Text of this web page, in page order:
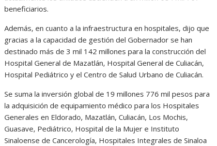
beneficiarios.
Además, en cuanto a la infraestructura en hospitales, dijo que
gracias a la capacidad de gestión del Gobernador se han
destinado más de 3 mil 142 millones para la construcción del
Hospital General de Mazatlán, Hospital General de Culiacán,
Hospital Pediátrico y el Centro de Salud Urbano de Culiacán.
Se suma la inversión global de 19 millones 776 mil pesos para
la adquisición de equipamiento médico para los Hospitales
Generales en Eldorado, Mazatlán, Culiacán, Los Mochis,
Guasave, Pediátrico, Hospital de la Mujer e Instituto
Sinaloense de Cancerología, Hospitales Integrales de Sinaloa